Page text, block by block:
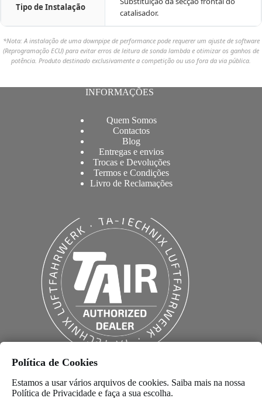
Tipo de Instalação
catalisador.
*Nota: A instalação de uma downpipe de performance pode requerer um ajuste de software
(Reprogramação ECU) para evitar erros de leitura de sonda lambda e otimizar os ganhos de
potência. Produto destinado exclusivamente a competição ou uso fora da via pública.
INFORMAÇÕES
Quem Somos
Contactos
Blog
Entregas e envios
Trocas e Devoluções
Termos e Condições
Livro de Reclamações
Política de Cookies
Estamos a usar vários arquivos de cookies. Saiba mais na nossa
Política de Privacidade e faça a sua escolha.